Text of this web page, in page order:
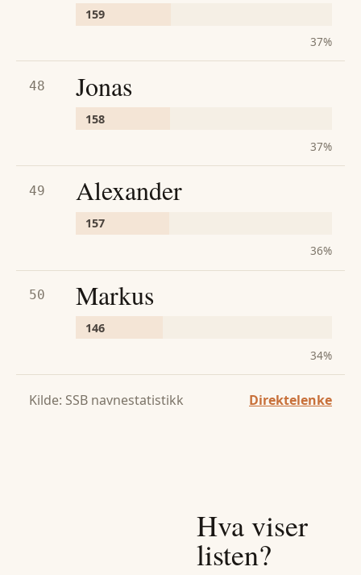
159
37%
48 Jonas
158
37%
49 Alexander
157
36%
50 Markus
146
34%
Kilde: SSB navnestatistikk Direktelenke
Hva viser
listen?